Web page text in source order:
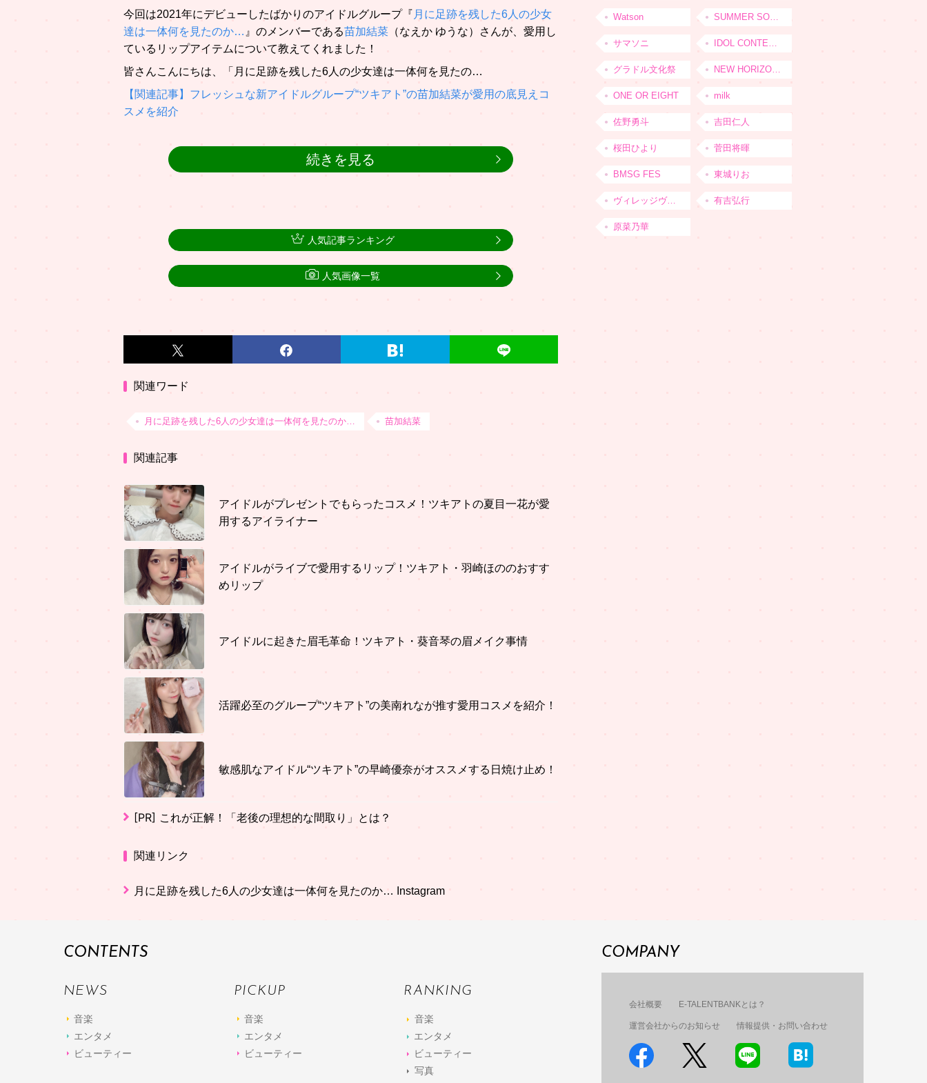
今回は2021年にデビューしたばかりのアイドルグループ『 月に足跡を残した6人の少女
達は一体何を見たのか… 』のメンバーである苗加結菜 （なえか ゆうな）さんが、愛用し
ているリップアイテムについて教えてくれました！
皆さんこんにちは、「月に足跡を残した6人の少女達は一体何を見たの…
【関連記事】フレッシュな新アイドルグループ“ツキアト”の苗加結菜が愛用の底見えコ
スメを紹介
続きを見る
関連ワード
月に足跡を残した6人の少女達は一体何を見たのか… 苗加結菜
関連記事
アイドルがプレゼントでもらったコスメ！ツキアトの夏目一花が愛
用するアイライナー
アイドルがライブで愛用するリップ！ツキアト・羽崎ほののおすす
めリップ
アイドルに起きた眉毛革命！ツキアト・葵音琴の眉メイク事情
活躍必至のグループ“ツキアト”の美南れなが推す愛用コスメを紹介！
敏感肌なアイドル“ツキアト”の早崎優奈がオススメする日焼け止め！
[PR] これが正解！「老後の理想的な間取り」とは？
関連リンク
月に足跡を残した6人の少女達は一体何を見たのか… Instagram
人気記事ランキング
人気画像一覧
Watson SUMMER SONIC
サマソニ IDOL CONTENT EXPO
グラドル文化祭 NEW HORIZON FEST
ONE OR EIGHT milk
佐野勇斗 吉田仁人
桜田ひより 菅田将暉
BMSG FES 東城りお
ヴィレッジヴァンガード 有吉弘行
原菜乃華
CONTENTS
NEWS
音楽
エンタメ
ビューティー
PICKUP
音楽
エンタメ
ビューティー
RANKING
音楽
エンタメ
ビューティー
写真
COMPANY
会社概要 E-TALENTBANKとは？
運営会社からのお知らせ 情報提供・お問い合わせ